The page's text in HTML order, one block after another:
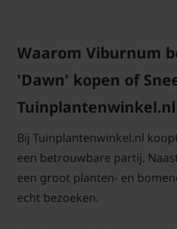
deze langzame
De Viburnum bodnantense
goed in de zon en
Waarom Viburnum
'Dawn' kopen of
Tuinplantenwinkel.nl
Bij Tuinplantenwinkel.nl
een betrouwbare partij.
een groot planten- en
echt bezoeken.